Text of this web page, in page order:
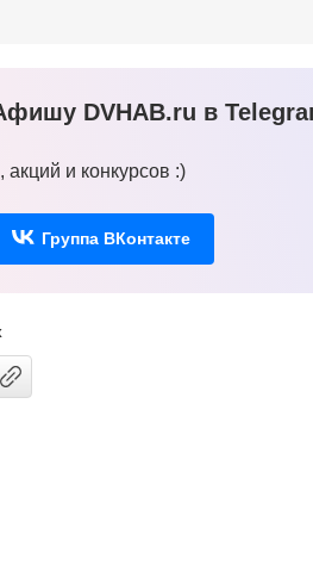
DVHAB.ru в
акций и конкурсов :)
Группа ВКонтакте